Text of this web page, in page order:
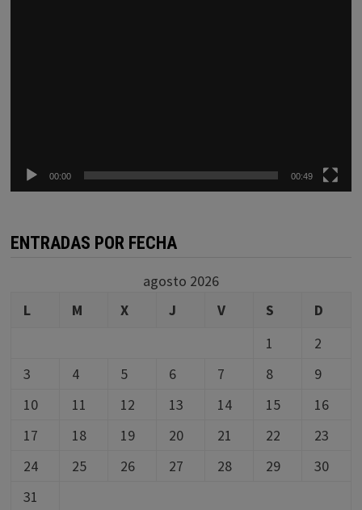
00:00 00:49
ENTRADAS POR FECHA
agosto 2026
L
M X J V S
D
1
2
3
4 5 6 7 8
9
10
11 12 13 14 15
16
17
18 19 20 21 22
23
24
25 26 27 28 29
30
31